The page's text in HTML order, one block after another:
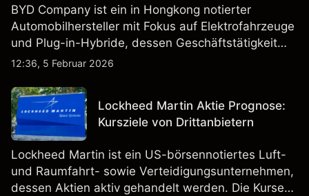
BYD Company ist ein in Hongkong notierter
Automobilhersteller mit Fokus auf Elektrofahrzeuge
und Plug-in-Hybride, dessen Geschäftstätigkeit
Fahrzeugproduktion, Batterien und verwandte
Märkten umfasst.
12:36, 5 Februar 2026
Lockheed Martin Aktie Prognose:
Kursziele von Drittanbietern
Lockheed Martin ist ein US-börsennotiertes Luft-
und Raumfahrt- sowie Verteidigungsunternehmen,
dessen Aktien aktiv gehandelt werden. Die Kurse